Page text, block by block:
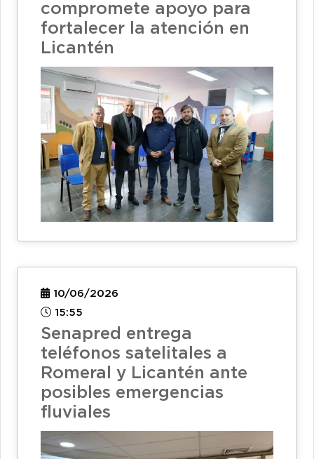
compromete apoyo para
fortalecer la atención en
Licantén
10/06/2026
15:55
Senapred entrega
teléfonos satelitales a
Romeral y Licantén ante
posibles emergencias
fluviales